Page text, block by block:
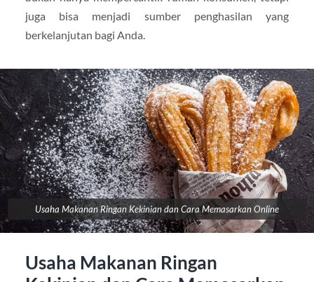
juga bisa menjadi sumber penghasilan yang
berkelanjutan bagi Anda.
Usaha Makanan Ringan Kekinian dan Cara Memasarkan Online
Usaha Makanan Ringan